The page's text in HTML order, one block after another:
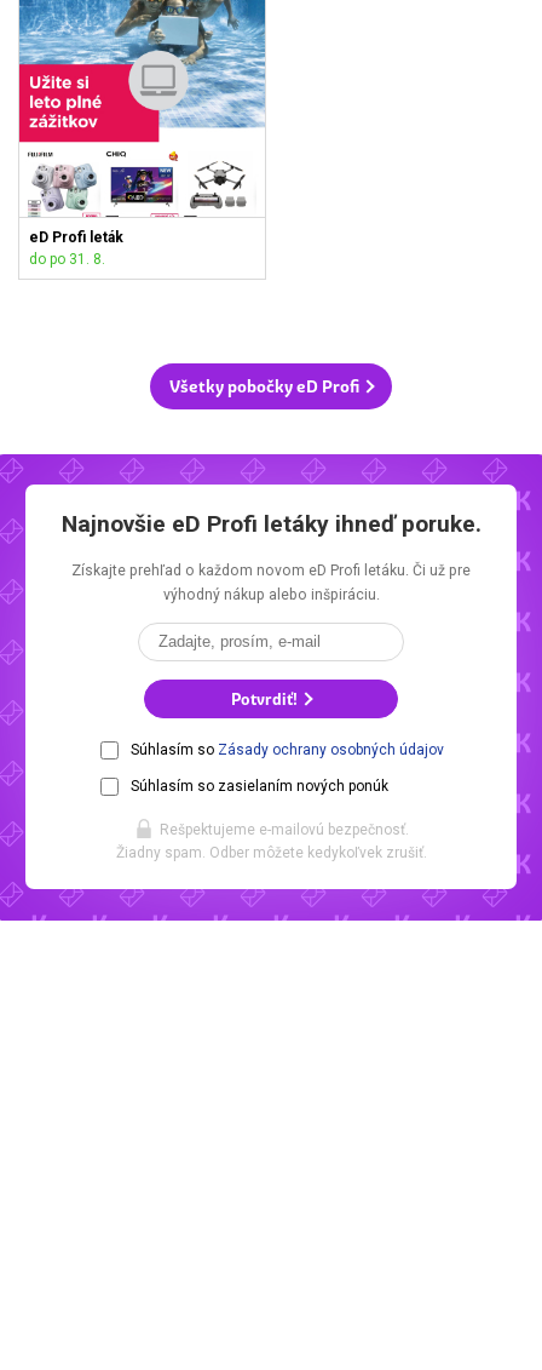
eD Profi leták
do po 31. 8.
Všetky pobočky eD Profi
Najnovšie eD Profi letákyihneď poruke.
Získajte prehľad o každom novom eD Profi letáku. Či už pre
výhodný nákup alebo inšpiráciu.
Potvrdiť!
Súhlasím so Zásady ochrany osobných údajov
Súhlasím so zasielaním nových ponúk
Rešpektujeme e-mailovú bezpečnosť.
Žiadny spam. Odber môžete kedykoľvek zrušiť.